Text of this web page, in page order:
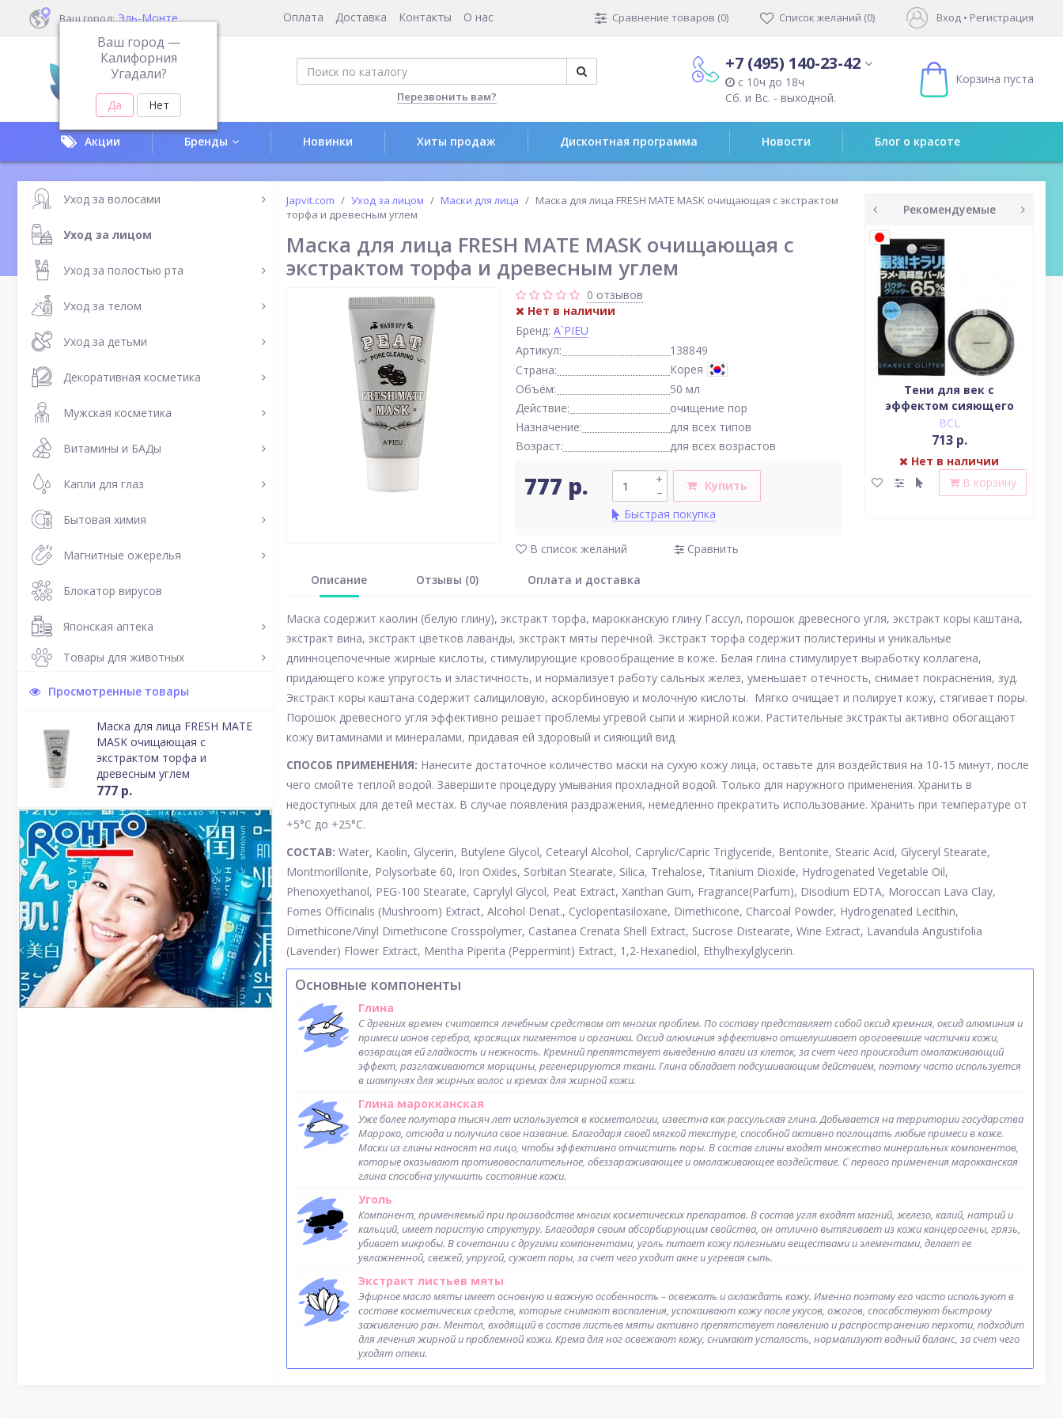
Ваш город: Эль-Монте
Ваш город —
Калифорния
Угадали?
Оплата Доставка Контакты О нас Сравнение товаров (0) Список желаний (0) Вход • Регистрация
Перезвонить вам?
+7 (495) 140-23-42
с 10ч до 18ч
Сб. и Вс. - выходной.
Корзина пуста
Акции Бренды Новинки Хиты продаж Дисконтная программа Новости Блог о красоте
Уход за волосами
Уход за лицом
Уход за полостью рта
Уход за телом
Уход за детьми
Декоративная косметика
Мужская косметика
Витамины и БАДы
Капли для глаз
Бытовая химия
Магнитные ожерелья
Блокатор вирусов
Японская аптека
Товары для животных
Просмотренные товары
Маска для лица FRESH MATE
MASK очищающая с
экстрактом торфа и
древесным углем
777 р.
Japvit.com Уход за лицом Маски для лица
Маска для лица FRESH MATE MASK очищающая с экстрактом
торфа и древесным углем
Маска для лица FRESH MATE MASK очищающая с
экстрактом торфа и древесным углем
0 отзывов
Нет в наличии
Бренд: A`PIEU
Артикул:
138849
Страна:
Корея
Объём:
50 мл
Действие:
очищение пор
Назначение:
для всех типов
Возраст:
для всех возрастов
777 р. –
+
Купить
Быстрая покупка
В список желаний Сравнить
Рекомендуемые
подводка (цвет
насыщенный черный)
2 379 р.
Тени для век c
эффектом сияющего
блеска (серебро)
BCL
713 р.
Нет в наличии
В корзину
Описание Отзывы (0) Оплата и доставка
Маска содержит каолин (белую глину), экстракт торфа, марокканскую глину Гассул, порошок древесного угля, экстракт коры каштана,
экстракт вина, экстракт цветков лаванды, экстракт мяты перечной. Экстракт торфа содержит полистерины и уникальные
длинноцепочечные жирные кислоты, стимулирующие кровообращение в коже. Белая глина стимулирует выработку коллагена,
придающего коже упругость и эластичность, и нормализует работу сальных желез, уменьшает отечность, снимает покраснения, зуд.
Экстракт коры каштана содержит салициловую, аскорбиновую и молочную кислоты. Мягко очищает и полирует кожу, стягивает поры.
Порошок древесного угля эффективно решает проблемы угревой сыпи и жирной кожи. Растительные экстракты активно обогащают
кожу витаминами и минералами, придавая ей здоровый и сияющий вид.
СПОСОБ ПРИМЕНЕНИЯ: Нанесите достаточное количество маски на сухую кожу лица, оставьте для воздействия на 10-15 минут, после
чего смойте теплой водой. Завершите процедуру умывания прохладной водой. Только для наружного применения. Хранить в
недоступных для детей местах. В случае появления раздражения, немедленно прекратить использование. Хранить при температуре от
+5°С до +25°С.
СОСТАВ: Water, Kaolin, Glycerin, Butylene Glycol, Cetearyl Alcohol, Caprylic/Capric Triglyceride, Bentonite, Stearic Acid, Glyceryl Stearate,
Montmorillonite, Polysorbate 60, Iron Oxides, Sorbitan Stearate, Silica, Trehalose, Titanium Dioxide, Hydrogenated Vegetable Oil,
Phenoxyethanol, PEG-100 Stearate, Caprylyl Glycol, Peat Extract, Xanthan Gum, Fragrance(Parfum), Disodium EDTA, Moroccan Lava Clay,
Fomes Officinalis (Mushroom) Extract, Alcohol Denat., Cyclopentasiloxane, Dimethicone, Charcoal Powder, Hydrogenated Lecithin,
Dimethicone/Vinyl Dimethicone Crosspolymer, Castanea Crenata Shell Extract, Sucrose Distearate, Wine Extract, Lavandula Angustifolia
(Lavender) Flower Extract, Mentha Piperita (Peppermint) Extract, 1,2-Hexanediol, Ethylhexylglycerin.
Основные компоненты
Глина
С древних времен считается лечебным средством от многих проблем. По составу представляет собой оксид кремния, оксид алюминия и
примеси ионов серебра, красящих пигментов и органики. Оксид алюминия эффективно отшелушивает ороговевшие частички кожи,
возвращая ей гладкость и нежность. Кремний препятствует выведению влаги из клеток, за счет чего происходит омолаживающий
эффект, разглаживаются морщины, регенерируются ткани. Глина обладает подсушивающим действием, поэтому часто используется
в шампунях для жирных волос и кремах для жирной кожи.
Глина марокканская
Уже более полутора тысяч лет используется в косметологии, известна как рассульская глина. Добывается на территории государства
Марроко, отсюда и получила свое название. Благодаря своей мягкой текстуре, способной активно поглощать любые примеси в коже.
Маски из глины наносят на лицо, чтобы эффективно отчистить поры. В состав глины входят множество минеральных компонентов,
которые оказывают противовоспалительное, обеззараживающее и омолаживающее воздействие. С первого применения марокканская
глина способна улучшить состояние кожи.
Уголь
Компонент, применяемый при производстве многих косметических препаратов. В состав угля входят магний, железо, калий, натрий и
кальций, имеет пористую структуру. Благодаря своим абсорбирующим свойства, он отлично вытягивает из кожи канцерогены, грязь,
убивает микробы. В сочетании с другими компонентами, уголь питает кожу полезными веществами и элементами, делает ее
увлажненной, свежей, упругой, сужает поры, за счет чего уходит акне и угревая сыпь.
Экстракт листьев мяты
Эфирное масло мяты имеет основную и важную особенность – освежать и охлаждать кожу. Именно поэтому его часто используют в
составе косметических средств, которые снимают воспаления, успокаивают кожу после укусов, ожогов, способствуют быстрому
заживлению ран. Ментол, входящий в состав листьев мяты активно препятствует появлению и распространению перхоти, подходит
для лечения жирной и проблемной кожи. Крема для ног освежают кожу, снимают усталость, нормализуют водный баланс, за счет чего
уходят отеки.